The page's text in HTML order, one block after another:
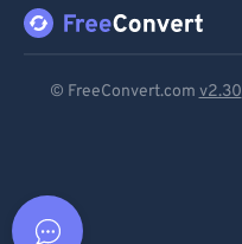
© FreeConvert.com v2.30